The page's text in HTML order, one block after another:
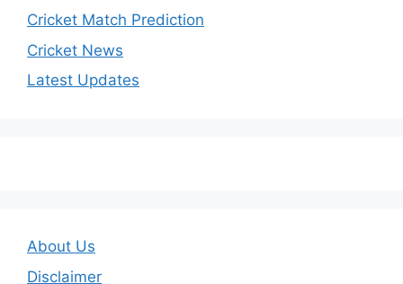
Cricket Match Prediction
Cricket News
Latest Updates
About Us
Disclaimer